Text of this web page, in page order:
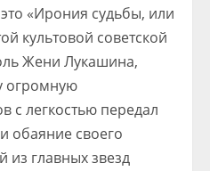
«Ирония судьбы, или
культовой советской
Жени Лукашина,
огромную
с легкостью передал
обаяние своего
из главных звезд